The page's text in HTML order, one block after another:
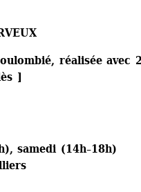
réalisée avec
]
samedi (14h–18h)